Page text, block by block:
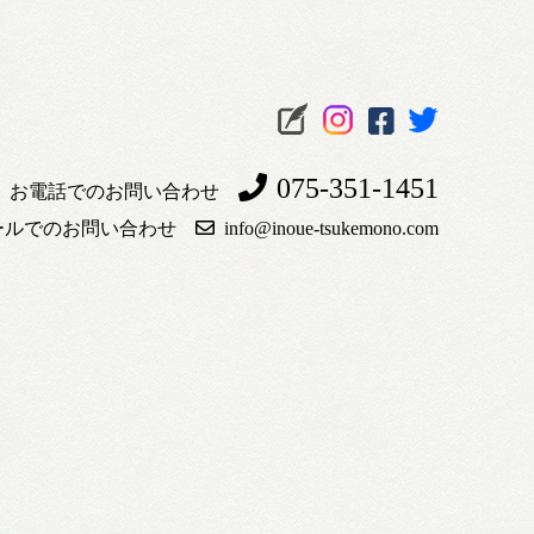
お電話でのお問い合わせ 075-351-1451
ルでのお問い合わせ info@inoue-tsukemono.com